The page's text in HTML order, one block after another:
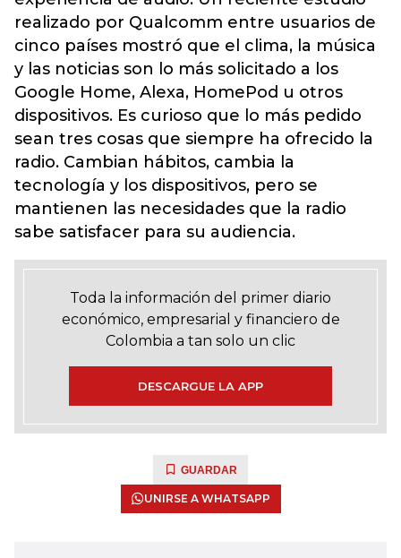
realizado por Qualcomm entre usuarios de
cinco países mostró que el clima, la música
y las noticias son lo más solicitado a los
Google Home, Alexa, HomePod u otros
dispositivos. Es curioso que lo más pedido
sean tres cosas que siempre ha ofrecido la
radio. Cambian hábitos, cambia la
tecnología y los dispositivos, pero se
mantienen las necesidades que la radio
sabe satisfacer para su audiencia.
Toda la información del primer diario
económico, empresarial y financiero de
Colombia a tan solo un clic
DESCARGUE LA APP
GUARDAR
UNIRSE A WHATSAPP